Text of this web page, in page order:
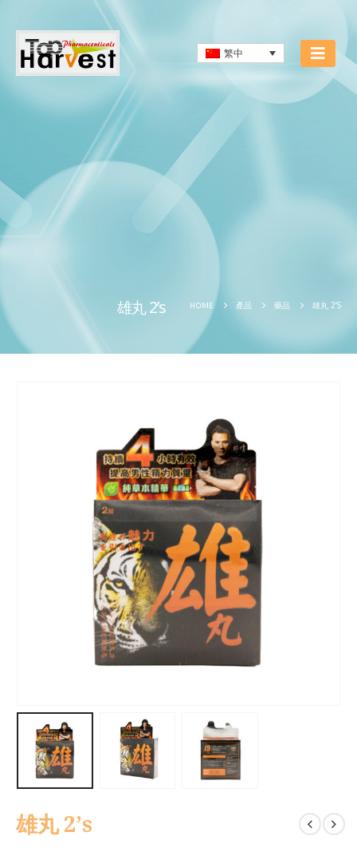
繁中
雄丸 2’s HOME 產品 藥品 雄丸 2’S
雄丸 2’s